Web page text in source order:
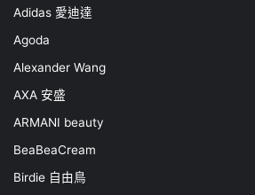
Adidas 愛迪達
Agoda
Alexander Wang
AXA 安盛
ARMANI beauty
BeaBeaCream
Birdie 自由鳥